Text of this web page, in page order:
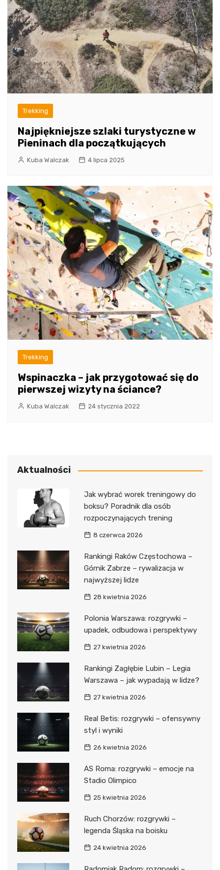
Trekking
Najpiękniejsze szlaki turystyczne w
Pieninach dla początkujących
Kuba Walczak 4 lipca 2025
Trekking
Wspinaczka – jak przygotować się do
pierwszej wizyty na ściance?
Kuba Walczak 24 stycznia 2022
Aktualności
Jak wybrać worek treningowy do
boksu? Poradnik dla osób
rozpoczynających trening
8 czerwca 2026
Rankingi Raków Częstochowa –
Górnik Zabrze – rywalizacja w
najwyższej lidze
28 kwietnia 2026
Polonia Warszawa: rozgrywki –
upadek, odbudowa i perspektywy
27 kwietnia 2026
Rankingi Zagłębie Lubin – Legia
Warszawa – jak wypadają w lidze?
27 kwietnia 2026
Real Betis: rozgrywki – ofensywny
styl i wyniki
26 kwietnia 2026
AS Roma: rozgrywki – emocje na
Stadio Olimpico
25 kwietnia 2026
Ruch Chorzów: rozgrywki –
legenda Śląska na boisku
24 kwietnia 2026